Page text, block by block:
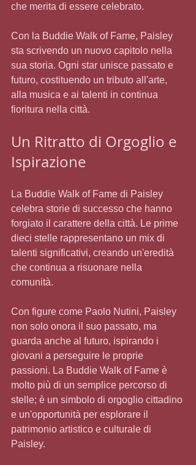
che merita di essere celebrato.
Con la Buddie Walk of Fame, Paisley
sta scrivendo un nuovo capitolo nella
sua storia. Ogni star unisce passato e
futuro, costituendo un tributo all'arte,
alla musica e ai talenti in continua
fioritura nella città.
Un Ritratto di Orgoglio e
Ispirazione
La Buddie Walk of Fame di Paisley
celebra storie di successo che hanno
forgiato il carattere della città. Le prime
dieci stelle rappresentano un mix di
talenti significativi, creando un'eredità
che continua a risuonare nella
comunità.
Con figure come Paolo Nutini, Paisley
non solo onora il suo passato, ma
guarda anche al futuro, ispirando i
giovani a perseguire le proprie
passioni. La Buddie Walk of Fame è
molto più di un semplice percorso di
stelle; è un simbolo di orgoglio cittadino
e un'opportunità per esplorare il
patrimonio artistico e culturale di
Paisley.